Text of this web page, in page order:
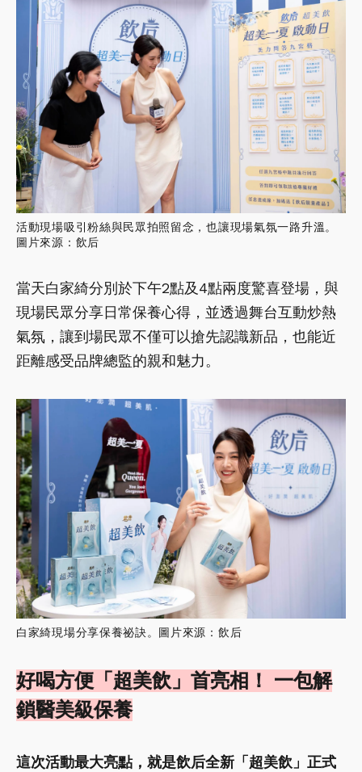
活動現場吸引粉絲與民眾拍照留念，也讓現場氣氛一路升溫。
圖片來源：飲后
當天白家綺分別於下午2點及4點兩度驚喜登場，與
現場民眾分享日常保養心得，並透過舞台互動炒熱
氣氛，讓到場民眾不僅可以搶先認識新品，也能近
距離感受品牌總監的親和魅力。
白家綺現場分享保養祕訣。圖片來源：飲后
好喝方便「超美飲」首亮相！ 一包解
鎖醫美級保養
這次活動最大亮點，就是飲后全新「超美飲」正式